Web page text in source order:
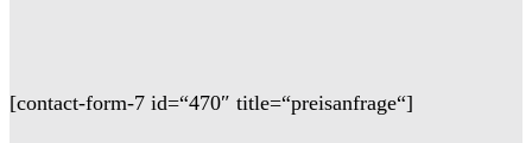
[contact-form-7 id=“470″ title=“preisanfrage“]